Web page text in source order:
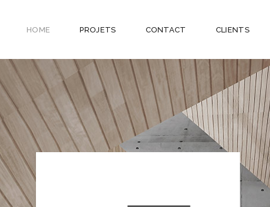
HOME PROJETS CONTACT CLIENTS